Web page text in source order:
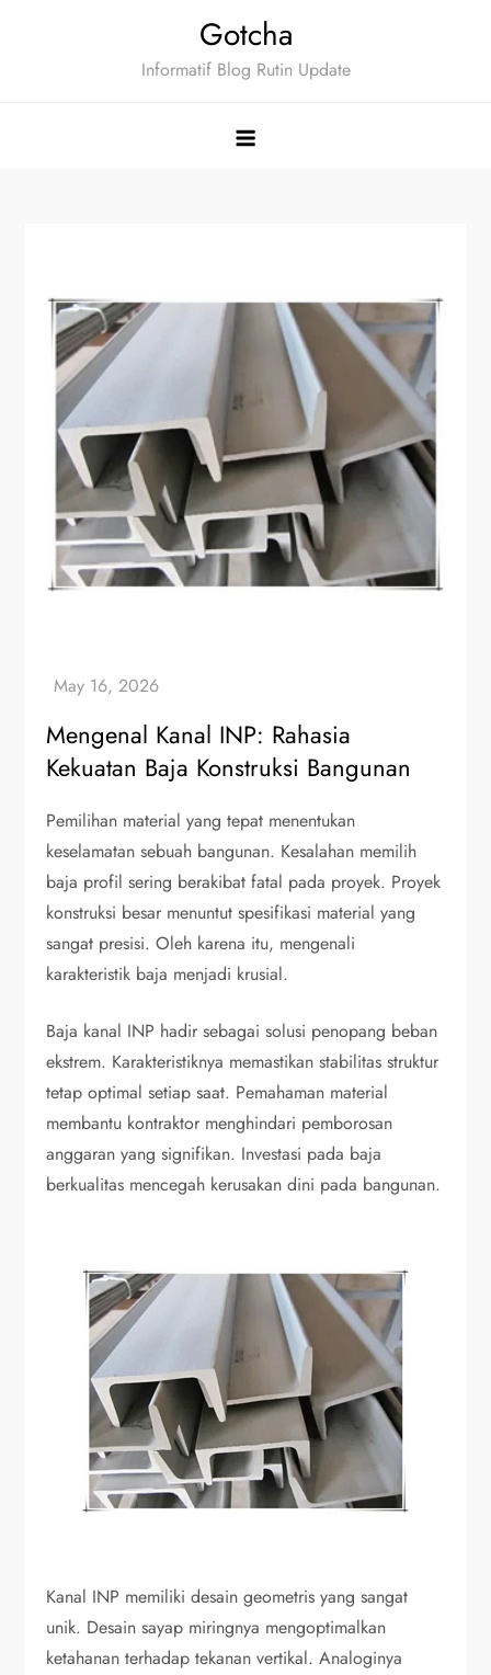
Gotcha
Informatif Blog Rutin Update
Mengenal Kanal INP: Rahasia
Kekuatan Baja Konstruksi Bangunan
Pemilihan material yang tepat menentukan
keselamatan sebuah bangunan. Kesalahan memilih
baja profil sering berakibat fatal pada proyek. Proyek
konstruksi besar menuntut spesifikasi material yang
sangat presisi. Oleh karena itu, mengenali
karakteristik baja menjadi krusial.
Baja kanal INP hadir sebagai solusi penopang beban
ekstrem. Karakteristiknya memastikan stabilitas struktur
tetap optimal setiap saat. Pemahaman material
membantu kontraktor menghindari pemborosan
anggaran yang signifikan. Investasi pada baja
berkualitas mencegah kerusakan dini pada bangunan.
Kanal INP memiliki desain geometris yang sangat
unik. Desain sayap miringnya mengoptimalkan
ketahanan terhadap tekanan vertikal. Analoginya